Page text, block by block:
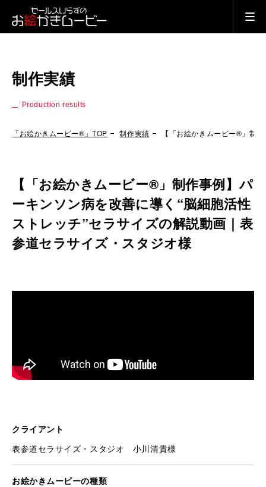
制作実績
Production results
「お絵かきムービー®」TOP 制作実績 【「お絵かきムービー®」制
【「お絵かきムービー®」制作事例】パ
ーキンソン病を改善に導く“脳細胞活性
ストレッチ”セラサイズの解説動画｜表
参道セラサイズ・スタジオ様
クライアント
表参道セラサイズ・スタジオ 小川清貴様
お絵かきムービーの種類